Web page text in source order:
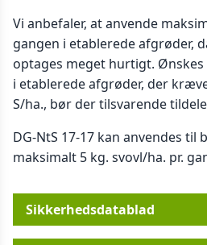
Vi anbefaler, at anvende
gangen i etablerede afgrøder,
optages meget hurtigt.
i etablerede afgrøder, der
S/ha., bør der tilsvarende
DG-NtS 17-17 kan anvendes til
maksimalt 5 kg. svovl/ha. pr.
Sikkerhedsdatablad